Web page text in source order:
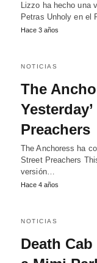
Lizzo ha hecho una
Petras Unholy en el
Hace 3 años
NOTICIAS
The
Preachers
The Anchoress ha
Street Preachers
versión…
Hace 4 años
NOTICIAS
Death